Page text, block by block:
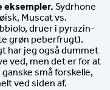
eksempler. Sydrhone
Muscat vs.
druer i pyrazin-
grøn peberfrugt).
har jeg også dummet
ved, men det er for at
små forskelle,
ved siden af.